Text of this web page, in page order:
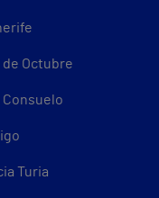
de Octubre
Consuelo
Turia